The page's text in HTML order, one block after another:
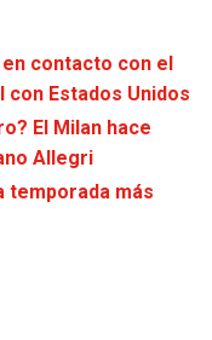
contacto con el
con Estados Unidos
El Milan hace
Allegri
temporada más